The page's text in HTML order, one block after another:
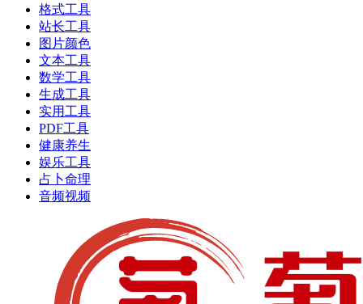
格式工具
站长工具
图片颜色
文本工具
数学工具
生成工具
实用工具
PDF工具
健康养生
娱乐工具
占卜命理
音频视频